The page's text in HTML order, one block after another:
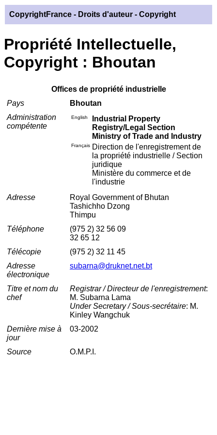
CopyrightFrance - Droits d'auteur - Copyright
Propriété Intellectuelle,
Copyright : Bhoutan
Offices de propriété industrielle
Pays
Bhoutan
Administration
compétente
English
Industrial Property
Registry/Legal Section
Ministry of Trade and Industry
Français Direction de l'enregistrement de
la propriété industrielle / Section
juridique
Ministère du commerce et de
l'industrie
Adresse
Royal Government of Bhutan
Tashichho Dzong
Thimpu
Téléphone
(975 2) 32 56 09
32 65 12
Télécopie
(975 2) 32 11 45
Adresse
électronique
subarna@druknet.net.bt
Titre et nom du
chef
Registrar / Directeur de l'enregistrement:
M. Subarna Lama
Under Secretary / Sous-secrétaire: M.
Kinley Wangchuk
Dernière mise à
jour
03-2002
Source O.M.P.I.